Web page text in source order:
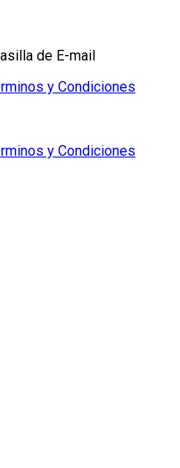
de E-mail
y Condiciones
y Condiciones